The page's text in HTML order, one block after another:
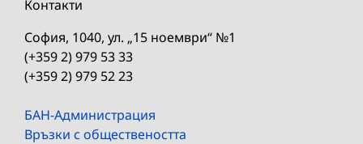
Контакти
София, 1040, ул. „15 ноември“ №1
(+359 2) 979 53 33
(+359 2) 979 52 23
БАН-Администрация
Връзки с обществеността